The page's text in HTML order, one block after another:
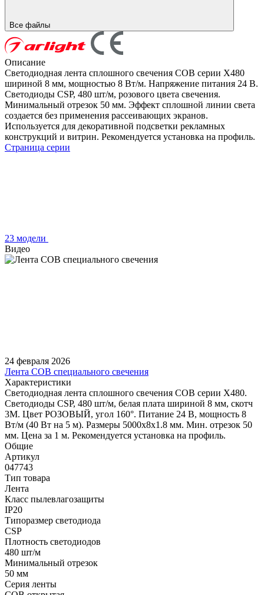
Все файлы
Описание
Светодиодная лента сплошного свечения COB серии X480
шириной 8 мм, мощностью 8 Вт/м. Напряжение питания 24 В.
Светодиоды CSP, 480 шт/м, розового цвета свечения.
Минимальный отрезок 50 мм. Эффект сплошной линии света
создается без применения рассеивающих экранов.
Используется для декоративной подсветки рекламных
конструкций и витрин. Рекомендуется установка на профиль.
Страница серии
23 модели
Видео
24 февраля 2026
Лента COB специального свечения
Характеристики
Светодиодная лента сплошного свечения COB серии X480.
Светодиоды CSP, 480 шт/м, белая плата шириной 8 мм, скотч
3M. Цвет РОЗОВЫЙ, угол 160°. Питание 24 В, мощность 8
Вт/м (40 Вт на 5 м). Размеры 5000х8х1.8 мм. Мин. отрезок 50
мм. Цена за 1 м. Рекомендуется установка на профиль.
Общие
Артикул
047743
Тип товара
Лента
Класс пылевлагозащиты
IP20
Типоразмер светодиода
CSP
Плотность светодиодов
480 шт/м
Минимальный отрезок
50 мм
Серия ленты